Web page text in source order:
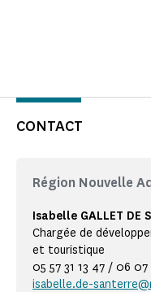
CONTACT
Région Nouvelle
Isabelle GALLET DE
Chargée de
et touristique
05 57 31 13 47 / 06 07
isabelle.de-